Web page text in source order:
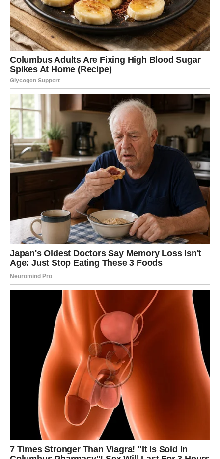
VAGA
Vaga ovog vikenda traži ravnotežu između srca i razuma.
Ciganske karte govore o važnom izboru. Ljubav zahteva
jasnoću – ili se odnos produbljuje, ili shvatate da nešto
nije za vas.
Društveni kontakti su naglašeni, ali vam je potreban mir.
Finansijski – stabilno. Vikend vas uči da birate sebe bez
griže savesti.
ŠKORPIJA
Škorpija ulazi u vikendintenzivnih emocija
. Ciganska
sudbina kaže da istina izlazi na videlo – hteli vi to ili ne.
Ljubav je duboka, strastvena, ali može doneti i ljubomoru.
Novac dolazi kroz iznenadnu vest ili dogovor. Ovaj vikend
vam donosi moć, ali i odgovornost. Ne igrajte se tuđim
emocijama – karma sve pamti.
STRELAC
Strelac ovog vikenda oseća poziv za promenu i slobodu
Ciganske karte govore o putu, ideji ili razgovoru koji
otvara novu perspektivu. Ljubav dolazi kroz smeh,
spontanost i iskrenost.
Slobodni Strelčevi mogu upoznati osobu koja ih inspiriše.
Ovo je vikend radosti, ali i važnih uvida. Ne ignorišite
osećaj koji vam govori da je vreme za nešto novo.
JARAC
Jarac ulazi u vikendkarmičke pravde
kaže da se trud prepoznaje, čak i ako se to ne kaže
naglas. Ljubavno – stabilnost ili odluka da više ne